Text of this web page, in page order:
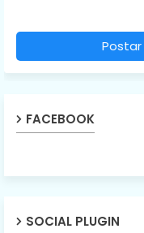
FACEBOOK
SOCIAL PLUGIN